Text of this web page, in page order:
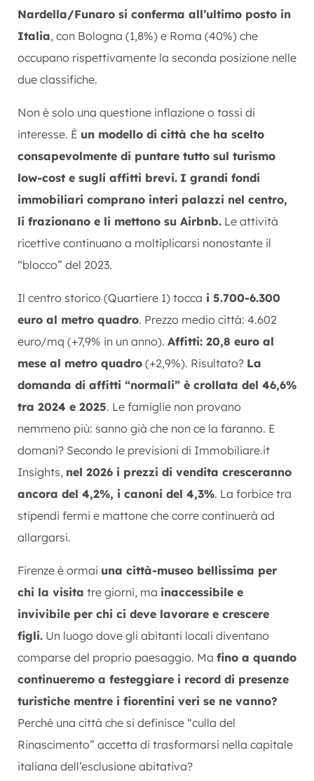
Nardella/Funaro si conferma all’ultimo posto in
Italia, con Bologna (1,8%) e Roma (40%) che
occupano rispettivamente la seconda posizione nelle
due classifiche.
Non è solo una questione inflazione o tassi di
interesse. È un modello di città che ha scelto
consapevolmente di puntare tutto sul turismo
low-cost e sugli affitti brevi. I grandi fondi
immobiliari comprano interi palazzi nel centro,
li frazionano e li mettono su Airbnb. Le attività
ricettive continuano a moltiplicarsi nonostante il
“blocco” del 2023.
Il centro storico (Quartiere 1) tocca i 5.700-6.300
euro al metro quadro. Prezzo medio città: 4.602
euro/mq (+7,9% in un anno). Affitti: 20,8 euro al
mese al metro quadro (+2,9%). Risultato? La
domanda di affitti “normali” è crollata del 46,6%
tra 2024 e 2025. Le famiglie non provano
nemmeno più: sanno già che non ce la faranno. E
domani? Secondo le previsioni di Immobiliare.it
Insights, nel 2026 i prezzi di vendita cresceranno
ancora del 4,2%, i canoni del 4,3%. La forbice tra
stipendi fermi e mattone che corre continuerà ad
allargarsi.
Firenze è ormai una città-museo bellissima per
chi la visita tre giorni, ma inaccessibile e
invivibile per chi ci deve lavorare e crescere
figli. Un luogo dove gli abitanti locali diventano
comparse del proprio paesaggio. Ma fino a quando
continueremo a festeggiare i record di presenze
turistiche mentre i fiorentini veri se ne vanno?
Perché una città che si definisce “culla del
Rinascimento” accetta di trasformarsi nella capitale
italiana dell’esclusione abitativa?